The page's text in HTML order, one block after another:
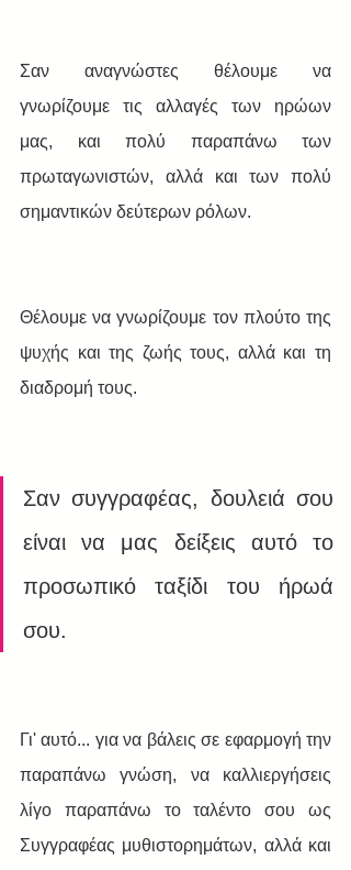
Σαν αναγνώστες θέλουμε να
γνωρίζουμε τις αλλαγές των ηρώων
μας, και πολύ παραπάνω των
πρωταγωνιστών, αλλά και των πολύ
σημαντικών δεύτερων ρόλων.
Θέλουμε να γνωρίζουμε τον πλούτο της
ψυχής και της ζωής τους, αλλά και τη
διαδρομή τους.
Σαν συγγραφέας, δουλειά σου
είναι να μας δείξεις αυτό το
προσωπικό ταξίδι του ήρωά
σου.
Γι' αυτό... για να βάλεις σε εφαρμογή την
παραπάνω γνώση, να καλλιεργήσεις
λίγο παραπάνω το ταλέντο σου ως
Συγγραφέας μυθιστορημάτων, αλλά και